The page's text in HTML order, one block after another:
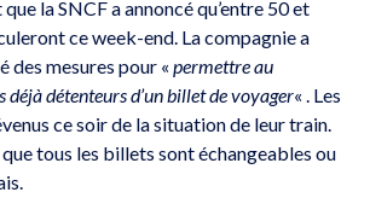
la SNCF a annoncé qu’entre 50 et
ce week-end. La compagnie a
des mesures pour « permettre au
détenteurs d’un billet de voyager« . Les
ce soir de la situation de leur train.
tous les billets sont échangeables ou